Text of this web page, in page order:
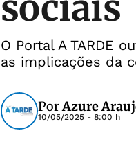
O Portal A TARDE
as implicações da
PorAzure
10/05/2025 - 8:00 h